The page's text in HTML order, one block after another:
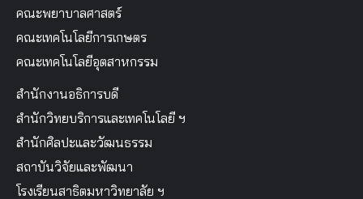
คณะพยาบาลศาสตร์
คณะเทคโนโลยีการเกษตร
คณะเทคโนโลยีอุตสาหกรรม
สำนักงานอธิการบดี
สำนักวิทยบริการและเทคโนโลยี ฯ
สำนักศิลปะและวัฒนธรรม
สถาบันวิจัยและพัฒนา
โรงเรียนสาธิตมหาวิทยาลัย ฯ